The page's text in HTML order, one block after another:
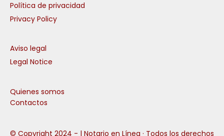
Política de privacidad
Privacy Policy
Aviso legal
Legal Notice
Quienes somos
Contactos
© Copyright 2024 - | Notario en Línea · Todos los derechos